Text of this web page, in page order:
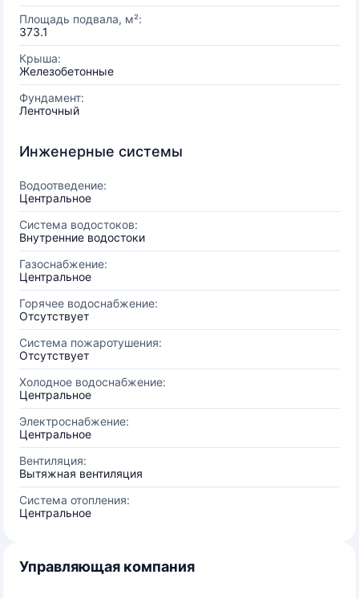
Площадь подвала, м²:
373.1
Крыша:
Железобетонные
Фундамент:
Ленточный
Инженерные системы
Водоотведение:
Центральное
Система водостоков:
Внутренние водостоки
Газоснабжение:
Центральное
Горячее водоснабжение:
Отсутствует
Система пожаротушения:
Отсутствует
Холодное водоснабжение:
Центральное
Электроснабжение:
Центральное
Вентиляция:
Вытяжная вентиляция
Система отопления:
Центральное
Управляющая компания